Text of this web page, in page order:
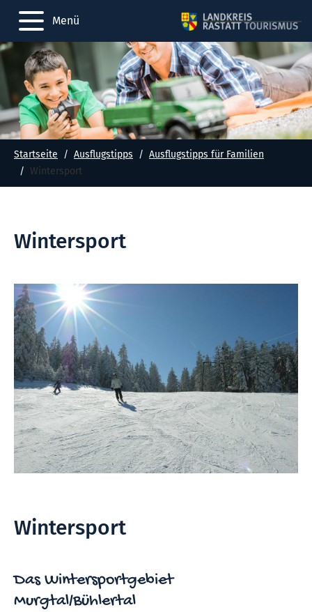
Menü
Startseite Ausflugstipps
Ausflugstipps für Familien
Wintersport
Wintersport
Wintersport
Das Wintersportgebiet
Murgtal/Bühlertal